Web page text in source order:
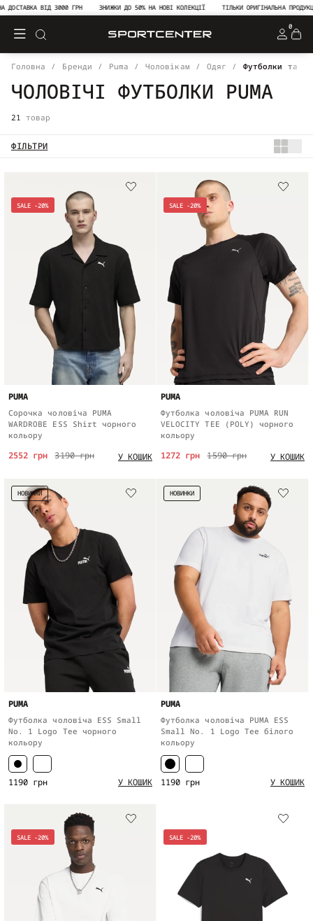
ВІД 3000 ГРН ЗНИЖКИ ДО 50% НА НОВІ КОЛЕКЦІЇ ТІЛЬКИ ОРИГІНАЛЬНА ПРОДУКЦІЯ В
0
Головна Бренди Puma Чоловікам Одяг Футболки та
ЧОЛОВІЧІ ФУТБОЛКИ PUMA
21 товар
ФІЛЬТРИ
SALE -20%
PUMA
Сорочка чоловіча PUMA
WARDROBE ESS Shirt чорного
кольору
3190 грн
2552 грн У КОШИК
SALE -20%
PUMA
Футболка чоловіча PUMA RUN
VELOCITY TEE (POLY) чорного
кольору
1590 грн
1272 грн У КОШИК
НОВИНКИ
PUMA
Футболка чоловіча ESS Small
No. 1 Logo Tee чорного
кольору
1190 грн У КОШИК
НОВИНКИ
PUMA
Футболка чоловіча PUMA ESS
Small No. 1 Logo Tee білого
кольору
1190 грн У КОШИК
SALE -20% SALE -20%